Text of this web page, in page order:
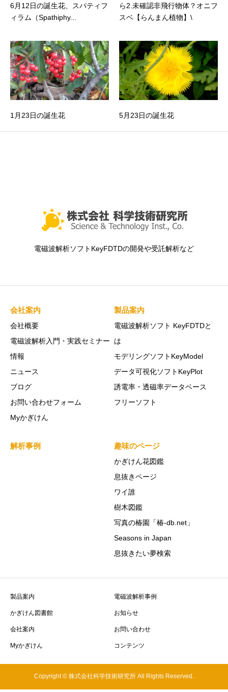
6月12日の誕生花、スパティフ
ィラム（Spathiphy...
ら2.未確認非飛行物体？オニフ
スベ【らんまん植物】\
1月23日の誕生花 5月23日の誕生花
電磁波解析ソフトKeyFDTDの開発や受託解析など
会社案内
会社概要
電磁波解析入門・実践セミナー
情報
ニュース
ブログ
お問い合わせフォーム
Myかぎけん
製品案内
電磁波解析ソフト KeyFDTDと
は
モデリングソフトKeyModel
データ可視化ソフトKeyPlot
誘電率・透磁率データベース
フリーソフト
解析事例 趣味のページ
かぎけん花図鑑
息抜きページ
ワイ誰
樹木図鑑
写真の椿園「椿-db.net」
Seasons in Japan
息抜きたい夢検索
製品案内 電磁波解析事例
かぎけん図書館 お知らせ
会社案内 お問い合わせ
Myかぎけん コンテンツ
Copyright © 株式会社科学技術研究所 All Rights Reserved.